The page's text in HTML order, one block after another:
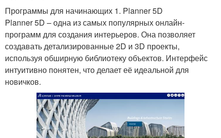
Программы для начинающих 1. Planner 5D
Planner 5D – одна из самых популярных онлайн-
программ для создания интерьеров. Она позволяет
создавать детализированные 2D и 3D проекты,
используя обширную библиотеку объектов. Интерфейс
интуитивно понятен, что делает её идеальной для
новичков.